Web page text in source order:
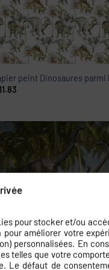
pour stocker et/ou
améliorer votre
personnalisées. En
telles que votre
Le défaut de
peint Dinosaures parmi
peint Île aux dinosaures